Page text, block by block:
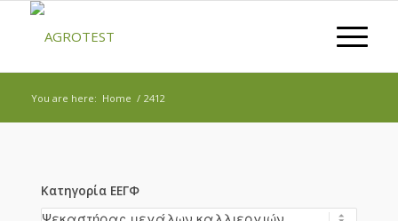
You are here: Home / 2412
Κατηγορία ΕΕΓΦ